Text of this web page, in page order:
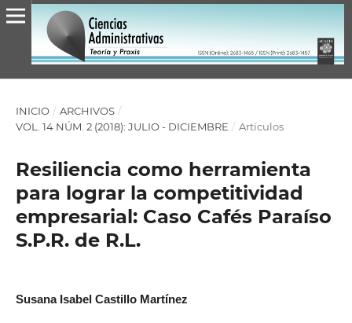
INICIO / ARCHIVOS /
VOL. 14 NÚM. 2 (2018): JULIO - DICIEMBRE / Artículos
Resiliencia como herramienta
para lograr la competitividad
empresarial: Caso Cafés Paraíso
S.P.R. de R.L.
Susana Isabel Castillo Martínez